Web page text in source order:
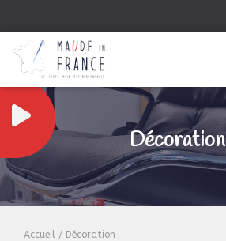
Décoration
Accueil / Décoration